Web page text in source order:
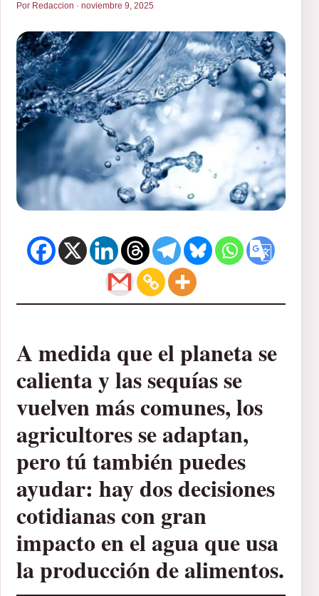
Por Redaccion · noviembre 9, 2025
A medida que el planeta se
calienta y las sequías se
vuelven más comunes, los
agricultores se adaptan,
pero tú también puedes
ayudar: hay dos decisiones
cotidianas con gran
impacto en el agua que usa
la producción de alimentos.